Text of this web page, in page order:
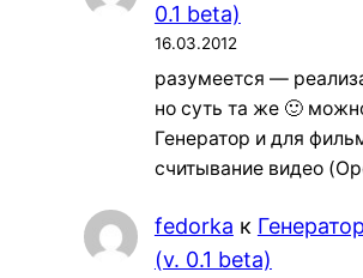
0.1 beta)
16.03.2012
разумеется —
но суть та же 🙂
Генератор и для
считывание видео
fedorka к
(v. 0.1 beta)